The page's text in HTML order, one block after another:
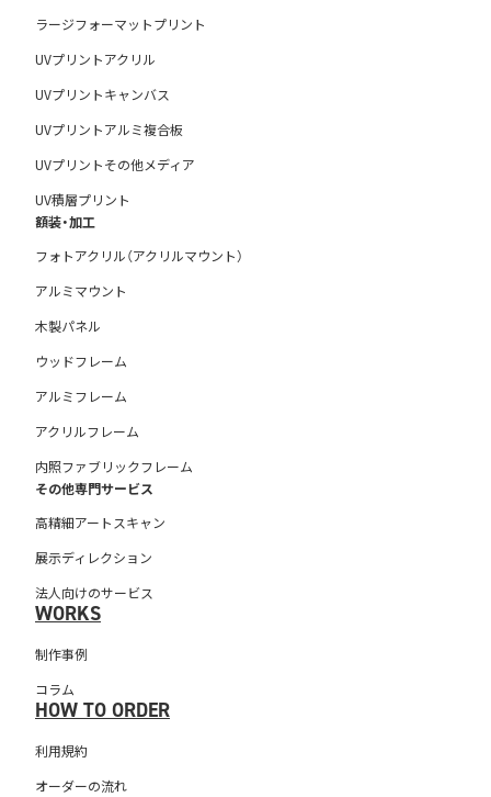
ラージフォーマットプリント
UVプリントアクリル
UVプリントキャンバス
UVプリントアルミ複合板
UVプリントその他メディア
UV積層プリント
額装・加工
フォトアクリル（アクリルマウント）
アルミマウント
木製パネル
ウッドフレーム
アルミフレーム
アクリルフレーム
内照ファブリックフレーム
その他専門サービス
高精細アートスキャン
展示ディレクション
法人向けのサービス
WORKS
制作事例
コラム
HOW TO ORDER
利用規約
オーダーの流れ